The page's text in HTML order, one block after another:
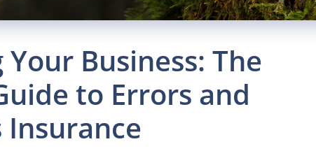
Business: The
to Errors and
Insurance